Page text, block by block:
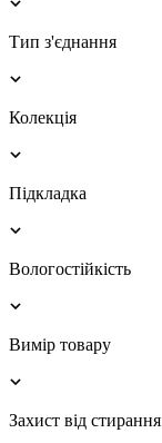
Тип з'єднання
Колекція
Підкладка
Вологостійкість
Вимір товару
Захист від стирання